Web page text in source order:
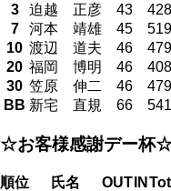
3
迫越 正彦 43 42
7
河本 靖雄 45 51
10 渡辺 道夫 46 47
20 福岡 博明 46 40
30 笠原 伸二 46 47
BB 新宅 直規 66 54
☆お客様感謝デー杯
順位 氏名 OUT IN